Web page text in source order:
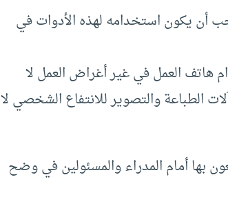
أن يكون استخدامه لهذه الأدوات في
هاتف العمل في غير أغراض العمل لا
الطباعة والتصوير للانتفاع الشخصي لا
بها أمام المدراء والمسئولين في وضح